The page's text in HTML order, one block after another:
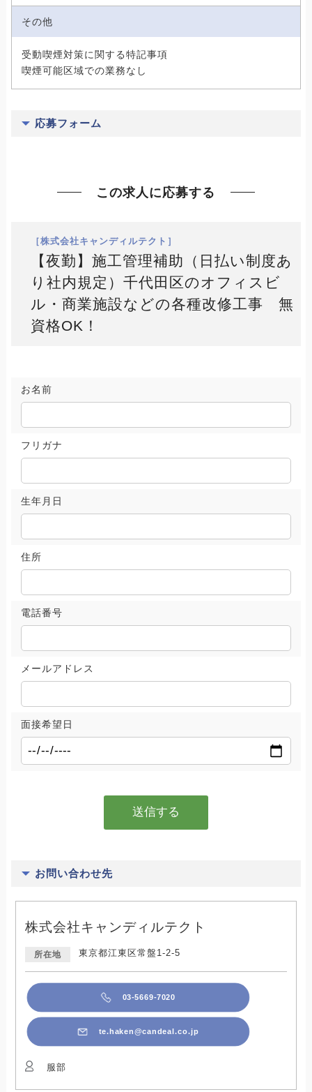
その他
受動喫煙対策に関する特記事項
喫煙可能区域での業務なし
応募フォーム
この求人に応募する
［株式会社キャンディルテクト］
【夜勤】施工管理補助（日払い制度あ
り社内規定）千代田区のオフィスビ
ル・商業施設などの各種改修工事 無
資格OK！
お名前
フリガナ
生年月日
住所
電話番号
メールアドレス
面接希望日
お問い合わせ先
株式会社キャンディルテクト
所在地 東京都江東区常盤1-2-5
03-5669-7020
te.haken@candeal.co.jp
服部